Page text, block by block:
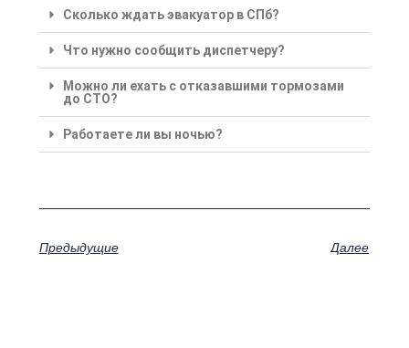
Сколько ждать эвакуатор в СПб?
Что нужно сообщить диспетчеру?
Можно ли ехать с отказавшими тормозами
до СТО?
Работаете ли вы ночью?
Предыдущие Далее